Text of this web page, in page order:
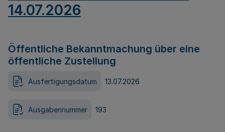
14.07.2026
Öffentliche Bekanntmachung über eine
öffentliche Zustellung
Ausfertigungsdatum 13.07.2026
Ausgabennummer 193